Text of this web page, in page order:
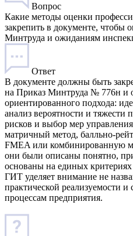
Вопрос
Какие методы оценки
закрепить в документе, чтобы
Минтруда и ожиданиям
Ответ
В документе должны быть
на Приказ Минтруда № 776н и
ориентированного подхода:
анализ вероятности и тяжести
рисков и выбор мер
матричный метод, балльно-
FMEA или комбинированную
они были описаны понятно,
основаны на единых
ГИТ уделяет внимание не
практической реализуемости
процессам предприятия.